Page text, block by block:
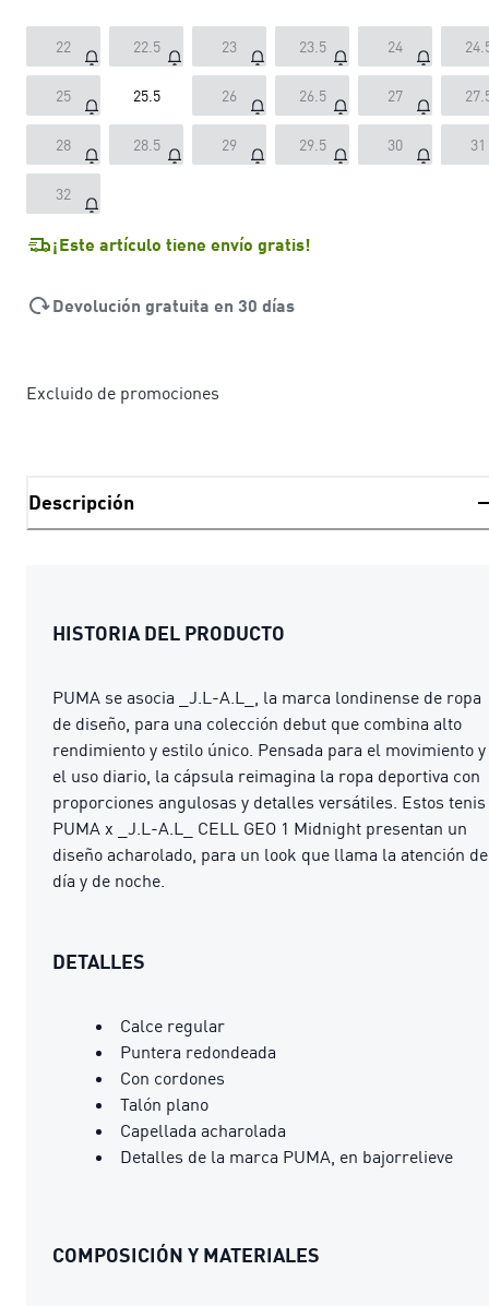
22 22.5 23 23.5 24
25 25.5 26 26.5 27
28 28.5 29 29.5 30 31
32
¡Este artículo tiene envío gratis!
Devolución gratuita en 30 días
Excluido de promociones
Descripción
HISTORIA DEL PRODUCTO
PUMA se asocia _J.L-A.L_, la marca londinense de ropa
de diseño, para una colección debut que combina alto
rendimiento y estilo único. Pensada para el movimiento y
el uso diario, la cápsula reimagina la ropa deportiva con
proporciones angulosas y detalles versátiles. Estos tenis
PUMA x _J.L-A.L_ CELL GEO 1 Midnight presentan un
diseño acharolado, para un look que llama la atención de
día y de noche.
DETALLES
Calce regular
Puntera redondeada
Con cordones
Talón plano
Capellada acharolada
Detalles de la marca PUMA, en bajorrelieve
COMPOSICIÓN Y MATERIALES